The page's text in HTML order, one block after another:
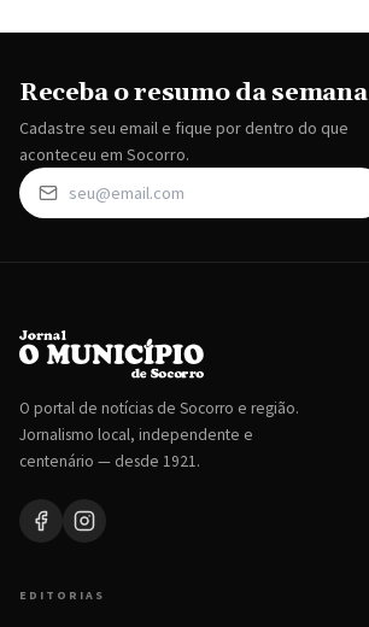
Receba o resumo da semana
Cadastre seu email e fique por dentro do que
aconteceu em Socorro.
O portal de notícias de Socorro e região.
Jornalismo local, independente e
centenário — desde 1921.
EDITORIAS